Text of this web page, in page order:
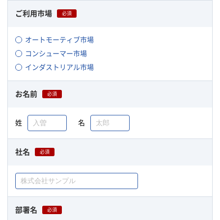
ご利用市場 必須
オートモーティブ市場
コンシューマー市場
インダストリアル市場
お名前 必須
姓 名
社名 必須
部署名 必須